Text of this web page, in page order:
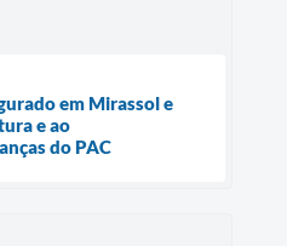
em Mirassol e
e ao
do PAC